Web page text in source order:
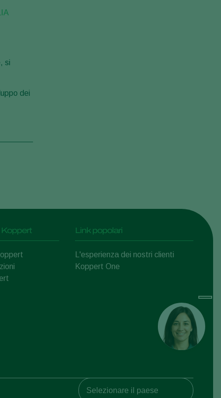
si
dei
Link popolari
L'esperienza dei nostri clienti
Koppert One
Koppert Global